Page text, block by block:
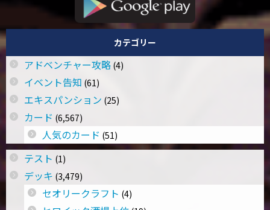
カテゴリー
アドベンチャー攻略 (4)
イベント告知 (61)
エキスパンション (25)
カード (6,567)
人気のカード (51)
テスト (1)
デッキ (3,479)
セオリークラフト (4)